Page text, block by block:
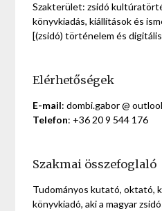
Szakterület: zsidó
könyvkiadás, kiállítások és
[(zsidó) történelem és
Elérhetőségek
E-mail: dombi.gabor @
Telefon: +36 20 9 544 176
Szakmai összefoglaló
Tudományos kutató, oktató,
könyvkiadó, aki a magyar